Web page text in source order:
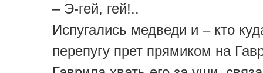
– Э-гей, гей!..
Испугались медведи и – кто
перепугу прет прямиком на